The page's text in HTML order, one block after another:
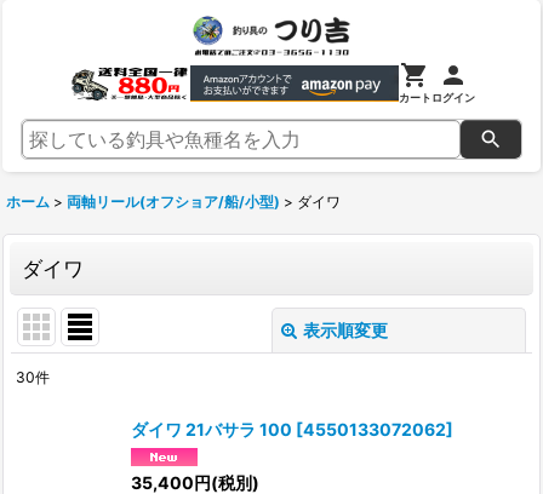
カートログイン
ホーム > 両軸リール(オフショア/船/小型) > ダイワ
ダイワ
表示順変更
30件
ダイワ 21バサラ 100 [4550133072062]
35,400円(税別)